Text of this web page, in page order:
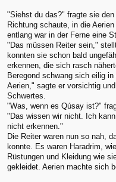
"Siehst du das?" fragte sie
Richtung schaute, in die
entlang war in der Ferne eine
"Das müssen Reiter sein,"
konnten sie schon bald
erkennen, die sich rasch
Beregond schwang sich eilig
Aerien," sagte er vorsichtig
Schwertes.
"Was, wenn es Qúsay ist?"
"Das wissen wir nicht. Ich
nicht erkennen."
Die Reiter waren nun so nah,
konnte. Es waren Haradrim,
Rüstungen und Kleidung wie
gekleidet. Aerien machte sich